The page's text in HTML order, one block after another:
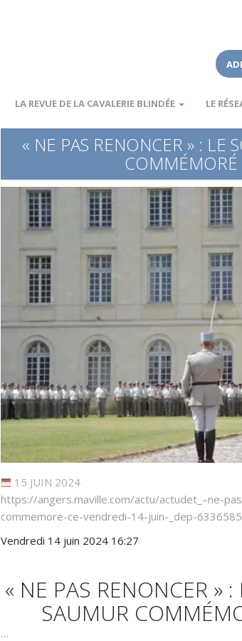
LA REVUE DE LA CAVALERIE BLINDÉE LE
« NE PAS RENONCER » : LE
COMMÉMORÉ
15 JUIN 2024
https://angers.maville.com/actu/actudet_–ne-
commemore-ce-vendredi-14-juin-_dep-
Vendredi 14 juin 2024 16:27
« NE PAS RENONCER »
SAUMUR
…